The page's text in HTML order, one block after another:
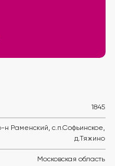
1845
н Раменский, с.п.Софьинское,
д.Тяжино
Московская область